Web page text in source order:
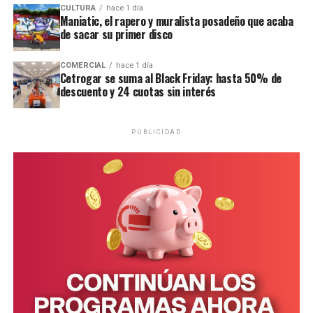
Asimismo, los artistas nucleados enTrabajadores
Autoconvocados de la Mesa de Cultura de Misiones
también convocaron a manifestarse mañana en Posadas,
en sintonía con lo que sucederá en Buenos Aires. La
CULTURA hace 1 día
Maniatic, el rapero y muralista posadeño que acaba
de sacar su primer disco
COMERCIAL hace 1 día
Cetrogar se suma al Black Friday: hasta 50% de
descuento y 24 cuotas sin interés
PUBLICIDAD